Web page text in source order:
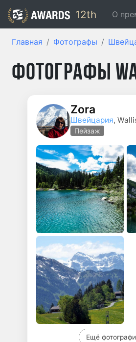
12th О
Главная Фотографы
Фотографы
Zora
Швейцария,
Пейзаж
Ещё